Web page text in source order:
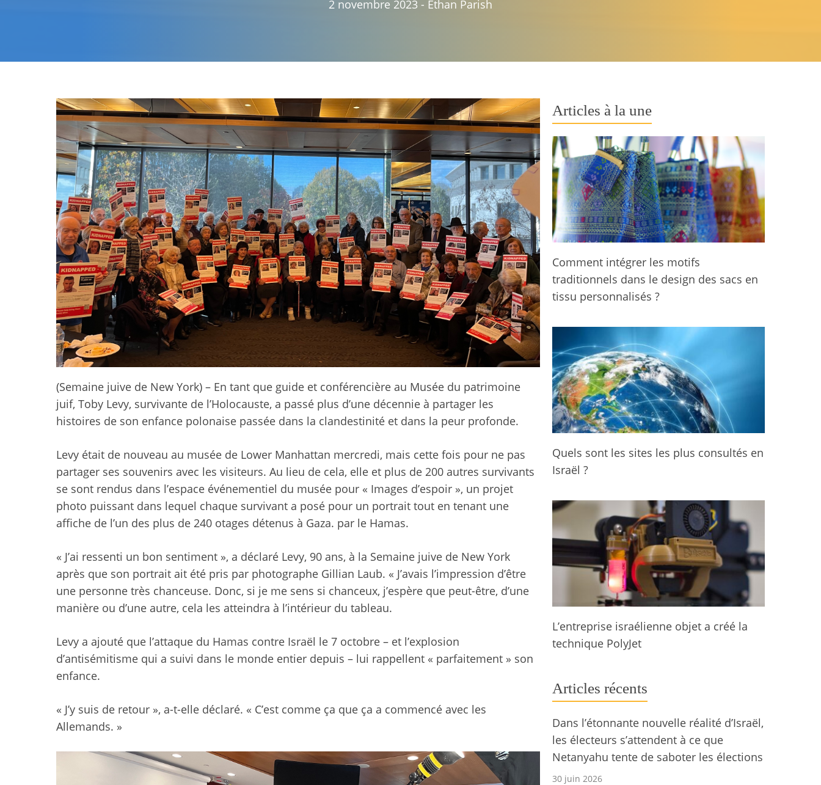
2 novembre 2023 - Ethan Parish
(Semaine juive de New York) – En tant que guide et conférencière au Musée du patrimoine
juif, Toby Levy, survivante de l’Holocauste, a passé plus d’une décennie à partager les
histoires de son enfance polonaise passée dans la clandestinité et dans la peur profonde.
Levy était de nouveau au musée de Lower Manhattan mercredi, mais cette fois pour ne pas
partager ses souvenirs avec les visiteurs. Au lieu de cela, elle et plus de 200 autres survivants
se sont rendus dans l’espace événementiel du musée pour « Images d’espoir », un projet
photo puissant dans lequel chaque survivant a posé pour un portrait tout en tenant une
affiche de l’un des plus de 240 otages détenus à Gaza. par le Hamas.
« J’ai ressenti un bon sentiment », a déclaré Levy, 90 ans, à la Semaine juive de New York
après que son portrait ait été pris par photographe Gillian Laub. « J’avais l’impression d’être
une personne très chanceuse. Donc, si je me sens si chanceux, j’espère que peut-être, d’une
manière ou d’une autre, cela les atteindra à l’intérieur du tableau.
Levy a ajouté que l’attaque du Hamas contre Israël le 7 octobre – et l’explosion
d’antisémitisme qui a suivi dans le monde entier depuis – lui rappellent « parfaitement » son
enfance.
« J’y suis de retour », a-t-elle déclaré. « C’est comme ça que ça a commencé avec les
Allemands. »
Articles à la une
Comment intégrer les motifs
traditionnels dans le design des sacs en
tissu personnalisés ?
Quels sont les sites les plus consultés en
Israël ?
L’entreprise israélienne objet a créé la
technique PolyJet
Articles récents
Dans l’étonnante nouvelle réalité d’Israël,
les électeurs s’attendent à ce que
Netanyahu tente de saboter les élections
30 juin 2026